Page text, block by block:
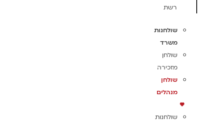
רשת
שולחנות
משרד
שולחן
מזכירה
שולחן
מנהלים
שולחנות